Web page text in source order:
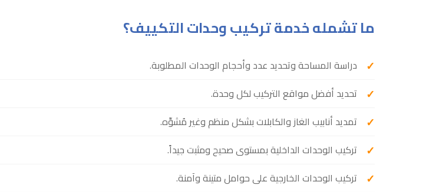
ما تشمله خدمة تركيب وحدات التكييف؟
دراسة المساحة وتحديد عدد وأحجام الوحدات المطلوبة.
تحديد أفضل مواقع التركيب لكل وحدة.
تمديد أنابيب الغاز والكابلات بشكل منظم وغير مُشوِّه.
تركيب الوحدات الداخلية بمستوى صحيح ومثبت جيداً.
تركيب الوحدات الخارجية على حوامل متينة وآمنة.